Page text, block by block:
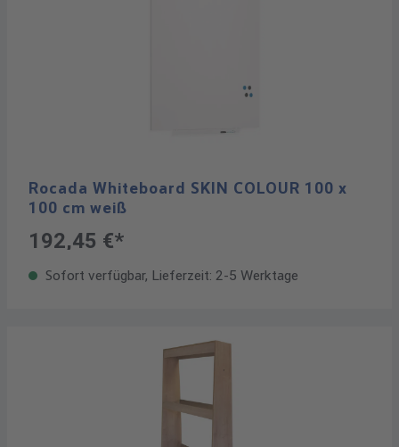
Rocada Whiteboard SKIN COLOUR 100 x
100 cm weiß
192,45 €*
Sofort verfügbar, Lieferzeit: 2-5 Werktage